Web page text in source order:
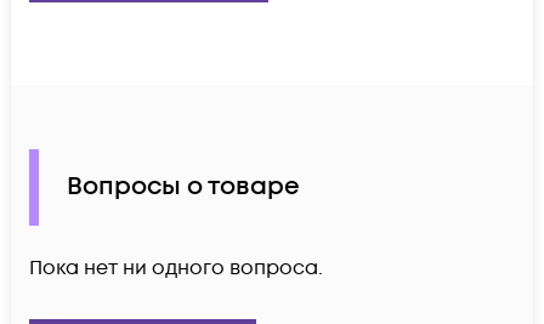
Вопросы о товаре
Пока нет ни одного вопроса.